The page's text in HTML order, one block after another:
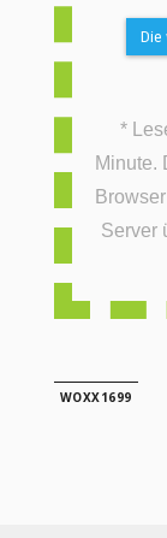
Die
*
Minute.
Server
WOXX1699